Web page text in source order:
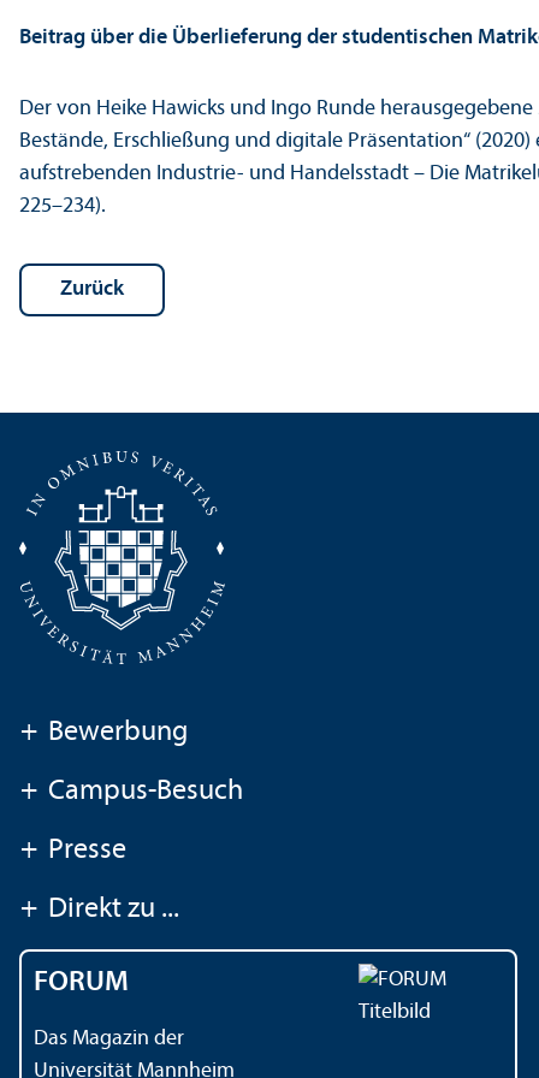
Beitrag über die Über­lieferung der studentischen
Der von Heike Hawicks und Ingo Runde
Bestände, Erschließung und digitale Präsentation“
aufstrebenden Industrie- und Handels­stadt – Die
225–234).
Zurück
+ Bewerbung
+ Campus-Besuch
+ Presse
+ Direkt zu ...
FORUM
Das Magazin der
Universität Mannheim